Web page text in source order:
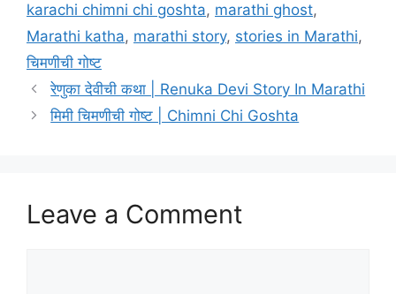
karachi chimni chi goshta, marathi ghost,
Marathi katha, marathi story, stories in Marathi,
चिमणीची गोष्ट
रेणुका देवीची कथा | Renuka Devi Story In Marathi
मिमी चिमणीची गोष्ट | Chimni Chi Goshta
Leave a Comment